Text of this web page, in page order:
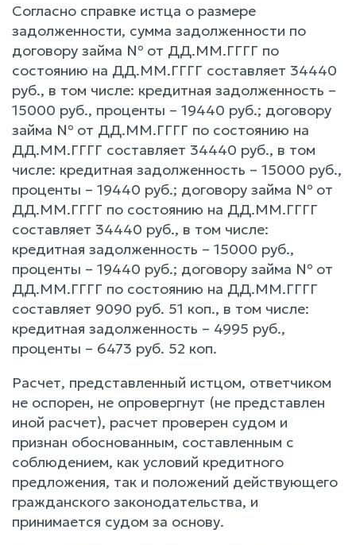
Согласно справке истца о размере
задолженности, сумма задолженности по
договору займа № от ДД.ММ.ГГГГ по
состоянию на ДД.ММ.ГГГГ составляет 34440
руб., в том числе: кредитная задолженность –
15000 руб., проценты – 19440 руб.; договору
займа № от ДД.ММ.ГГГГ по состоянию на
ДД.ММ.ГГГГ составляет 34440 руб., в том
числе: кредитная задолженность – 15000 руб.,
проценты – 19440 руб.; договору займа № от
ДД.ММ.ГГГГ по состоянию на ДД.ММ.ГГГГ
составляет 34440 руб., в том числе:
кредитная задолженность – 15000 руб.,
проценты – 19440 руб.; договору займа № от
ДД.ММ.ГГГГ по состоянию на ДД.ММ.ГГГГ
составляет 9090 руб. 51 коп., в том числе:
кредитная задолженность – 4995 руб.,
проценты – 6473 руб. 52 коп.
Расчет, представленный истцом, ответчиком
не оспорен, не опровергнут (не представлен
иной расчет), расчет проверен судом и
признан обоснованным, составленным с
соблюдением, как условий кредитного
предложения, так и положений действующего
гражданского законодательства, и
принимается судом за основу.